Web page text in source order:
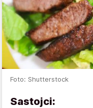
Foto: Shutterstock
Sastojci: